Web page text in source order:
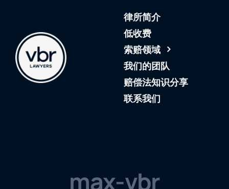
律所简介
低收费
索赔领域
我们的团队
赔偿法知识分享
联系我们
max-vbr